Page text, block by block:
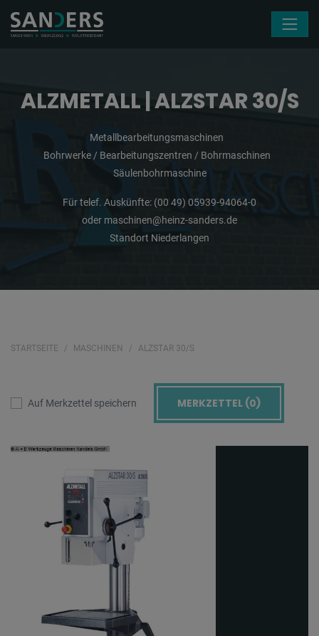
ALZMETALL | ALZSTAR 30/S
Metallbearbeitungsmaschinen
Bohrwerke / Bearbeitungszentren / Bohrmaschinen
Säulenbohrmaschine
Für telef. Auskünfte: (00 49) 05939-94064-0
oder maschinen@heinz-sanders.de
Standort Niederlangen
STARTSEITE MASCHINEN ALZSTAR 30/S
Auf Merkzettel speichern MERKZETTEL (0)